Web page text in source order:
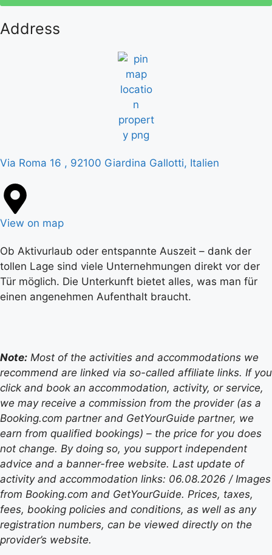
Address
Via Roma 16 , 92100 Giardina Gallotti, Italien
View on map
Ob Aktivurlaub oder entspannte Auszeit – dank der
tollen Lage sind viele Unternehmungen direkt vor der
Tür möglich. Die Unterkunft bietet alles, was man für
einen angenehmen Aufenthalt braucht.
Note: Most of the activities and accommodations we
recommend are linked via so-called affiliate links. If you
click and book an accommodation, activity, or service,
we may receive a commission from the provider (as a
Booking.com partner and GetYourGuide partner, we
earn from qualified bookings) – the price for you does
not change. By doing so, you support independent
advice and a banner-free website. Last update of
activity and accommodation links: 06.08.2026 / Images
from Booking.com and GetYourGuide. Prices, taxes,
fees, booking policies and conditions, as well as any
registration numbers, can be viewed directly on the
provider’s website.